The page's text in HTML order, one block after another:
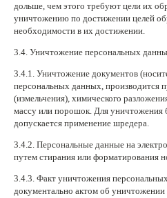
дольше, чем этого требуют цели их
уничтожению по достижении целей
необходимости в их достижении.
3.4. Уничтожение персональных
3.4.1. Уничтожение документов
персональных данных, производится
(измельчения), химического
массу или порошок. Для
допускается применение шредера.
3.4.2. Персональные данные на
путем стирания или форматирования
3.4.3. Факт уничтожения
документально актом об уничтожении